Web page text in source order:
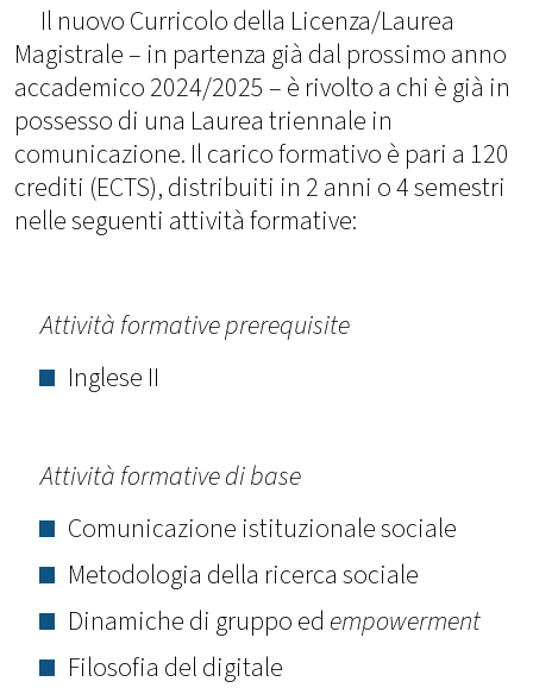
Il nuovo Curricolo della Licenza/Laurea
Magistrale – in partenza già dal prossimo anno
accademico 2024/2025 – è rivolto a chi è già in
possesso di una Laurea triennale in
comunicazione. Il carico formativo è pari a 120
crediti (ECTS), distribuiti in 2 anni o 4 semestri
nelle seguenti attività formative:
Attività formative prerequisite
Inglese II
Attività formative di base
Comunicazione istituzionale sociale
Metodologia della ricerca sociale
Dinamiche di gruppo ed empowerment
Filosofia del digitale